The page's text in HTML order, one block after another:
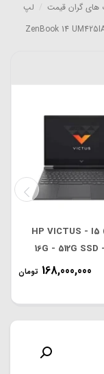
های گران قیمت
لپ
HP VICTUS - I5
16G - 512G
4050) -
168,000,000 تومان